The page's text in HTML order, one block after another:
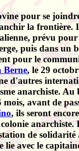
pour se
la frontière.
prévu
puis dans
pour le
Berne, le 29
d'autres
anarchiste.
avant de
, ils seront
de
avec le